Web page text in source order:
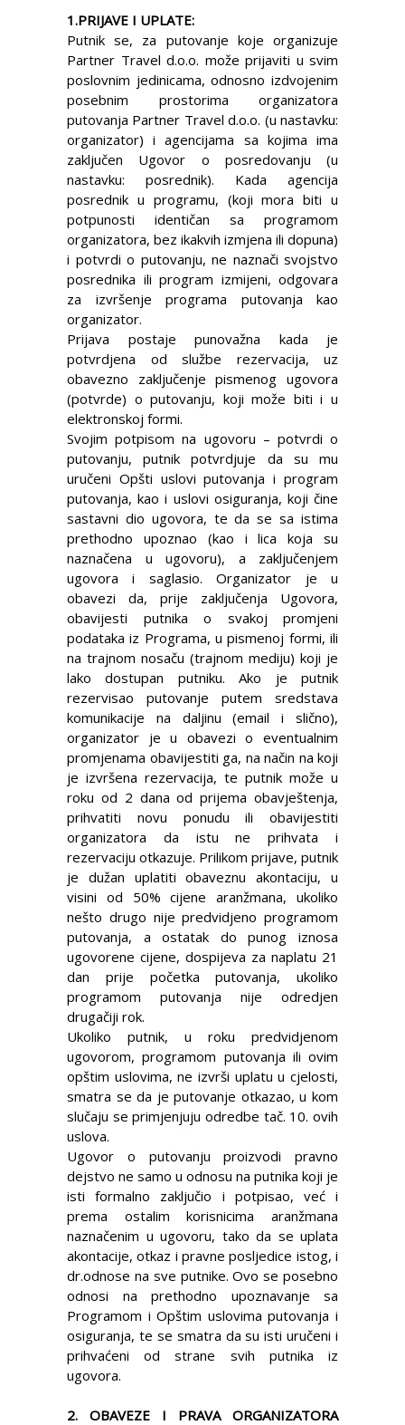
1.PRIJAVE I UPLATE:
Putnik se, za putovanje koje organizuje
Partner Travel d.o.o. može prijaviti u svim
poslovnim jedinicama, odnosno izdvojenim
posebnim prostorima organizatora
putovanja Partner Travel d.o.o. (u nastavku:
organizator) i agencijama sa kojima ima
zaključen Ugovor o posredovanju (u
nastavku: posrednik). Kada agencija
posrednik u programu, (koji mora biti u
potpunosti identičan sa programom
organizatora, bez ikakvih izmjena ili dopuna)
i potvrdi o putovanju, ne naznači svojstvo
posrednika ili program izmijeni, odgovara
za izvršenje programa putovanja kao
organizator.
Prijava postaje punovažna kada je
potvrdjena od službe rezervacija, uz
obavezno zaključenje pismenog ugovora
(potvrde) o putovanju, koji može biti i u
elektronskoj formi.
Svojim potpisom na ugovoru – potvrdi o
putovanju, putnik potvrdjuje da su mu
uručeni Opšti uslovi putovanja i program
putovanja, kao i uslovi osiguranja, koji čine
sastavni dio ugovora, te da se sa istima
prethodno upoznao (kao i lica koja su
naznačena u ugovoru), a zaključenjem
ugovora i saglasio. Organizator je u
obavezi da, prije zaključenja Ugovora,
obavijesti putnika o svakoj promjeni
podataka iz Programa, u pismenoj formi, ili
na trajnom nosaču (trajnom mediju) koji je
lako dostupan putniku. Ako je putnik
rezervisao putovanje putem sredstava
komunikacije na daljinu (email i slično),
organizator je u obavezi o eventualnim
promjenama obavijestiti ga, na način na koji
je izvršena rezervacija, te putnik može u
roku od 2 dana od prijema obavještenja,
prihvatiti novu ponudu ili obavijestiti
organizatora da istu ne prihvata i
rezervaciju otkazuje. Prilikom prijave, putnik
je dužan uplatiti obaveznu akontaciju, u
visini od 50% cijene aranžmana, ukoliko
nešto drugo nije predvidjeno programom
putovanja, a ostatak do punog iznosa
ugovorene cijene, dospijeva za naplatu 21
dan prije početka putovanja, ukoliko
programom putovanja nije odredjen
drugačiji rok.
Ukoliko putnik, u roku predvidjenom
ugovorom, programom putovanja ili ovim
opštim uslovima, ne izvrši uplatu u cjelosti,
smatra se da je putovanje otkazao, u kom
slučaju se primjenjuju odredbe tač. 10. ovih
uslova.
Ugovor o putovanju proizvodi pravno
dejstvo ne samo u odnosu na putnika koji je
isti formalno zaključio i potpisao, već i
prema ostalim korisnicima aranžmana
naznačenim u ugovoru, tako da se uplata
akontacije, otkaz i pravne posljedice istog, i
dr.odnose na sve putnike. Ovo se posebno
odnosi na prethodno upoznavanje sa
Programom i Opštim uslovima putovanja i
osiguranja, te se smatra da su isti uručeni i
prihvaćeni od strane svih putnika iz
ugovora.
2. OBAVEZE I PRAVA ORGANIZATORA